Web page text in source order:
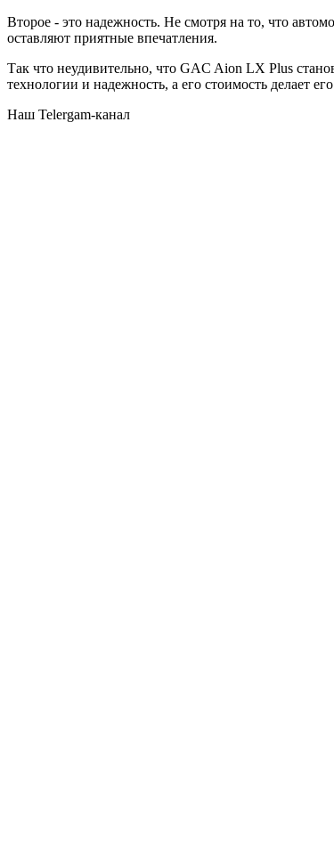
Второе - это надежность. Не смотря на то, что
оставляют приятные впечатления.
Так что неудивительно, что GAC Aion LX Plus
технологии и надежность, а его стоимость делает
Наш Telergam-канал